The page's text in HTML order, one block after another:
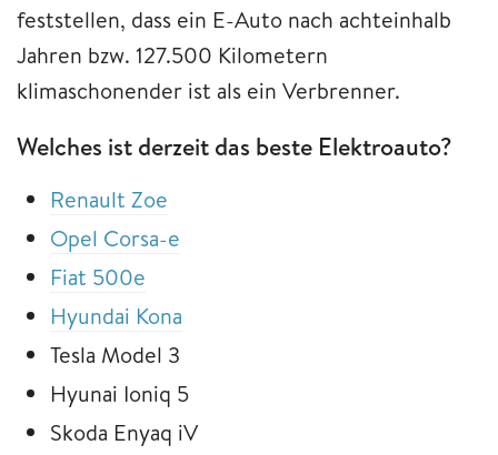
feststellen, dass ein E-Auto nach achteinhalb
Jahren bzw. 127.500 Kilometern
klimaschonender ist als ein Verbrenner.
Welches ist derzeit das beste Elektroauto?
Renault Zoe
Opel Corsa-e
Fiat 500e
Hyundai Kona
Tesla Model 3
Hyunai Ioniq 5
Skoda Enyaq iV